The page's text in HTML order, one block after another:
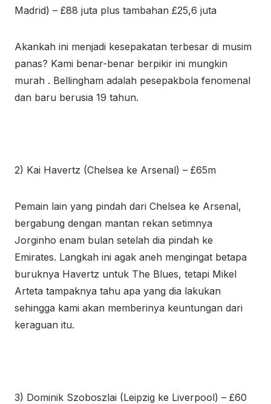
Madrid) – £88 juta plus tambahan £25,6 juta
Akankah ini menjadi kesepakatan terbesar di musim
panas? Kami benar-benar berpikir ini mungkin
murah . Bellingham adalah pesepakbola fenomenal
dan baru berusia 19 tahun.
2) Kai Havertz (Chelsea ke Arsenal) – £65m
Pemain lain yang pindah dari Chelsea ke Arsenal,
bergabung dengan mantan rekan setimnya
Jorginho enam bulan setelah dia pindah ke
Emirates. Langkah ini agak aneh mengingat betapa
buruknya Havertz untuk The Blues, tetapi Mikel
Arteta tampaknya tahu apa yang dia lakukan
sehingga kami akan memberinya keuntungan dari
keraguan itu.
3) Dominik Szoboszlai (Leipzig ke Liverpool) – £60